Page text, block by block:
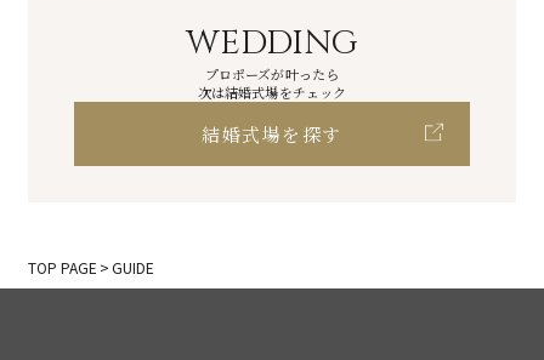
WEDDING
プロポーズが叶ったら
次は結婚式場をチェック
結婚式場を探す
TOP PAGE GUIDE